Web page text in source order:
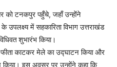
को टनकपुर पहुँचे, जहाँ उन्होंने
के उपलक्ष्य में सहकारिता विभाग उत्तराखंड
शुभारंभ किया।
काटकर मेले का उद्घाटन किया और
किया। इस अवसर पर उन्होंने कहा कि